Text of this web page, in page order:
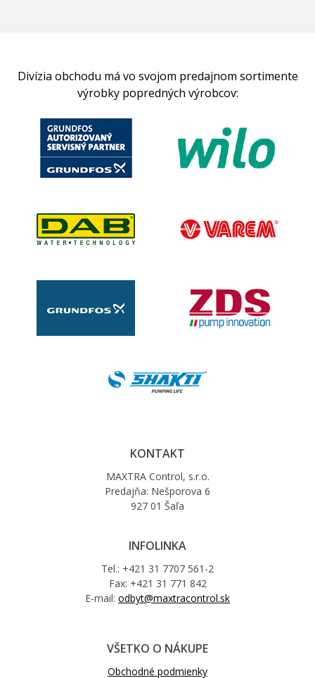
Divízia obchodu má vo svojom predajnom sortimente
výrobky popredných výrobcov:
KONTAKT
MAXTRA Control, s.r.o.
Predajňa: Nešporova 6
927 01 Šaľa
INFOLINKA
Tel.: +421 31 7707 561-2
Fax: +421 31 771 842
E-mail: odbyt@maxtracontrol.sk
VŠETKO O NÁKUPE
Obchodné podmienky